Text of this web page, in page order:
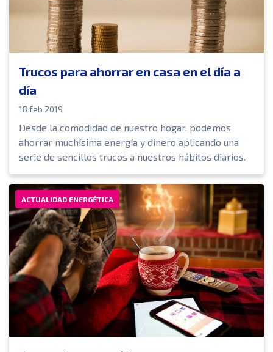
Trucos para ahorrar en casa en el día a
día
18 feb 2019
Desde la comodidad de nuestro hogar, podemos
ahorrar muchísima energía y dinero aplicando una
serie de sencillos trucos a nuestros hábitos diarios.
ACTUALIDAD ENERGÉTICA